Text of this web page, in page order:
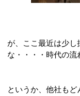
が、ここ最近は少し
な・・・・時代の流
というか、他社も